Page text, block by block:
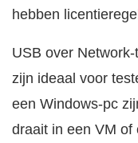
hebben
USB over
zijn ideaal voor
een Windows-pc
draait in een VM of